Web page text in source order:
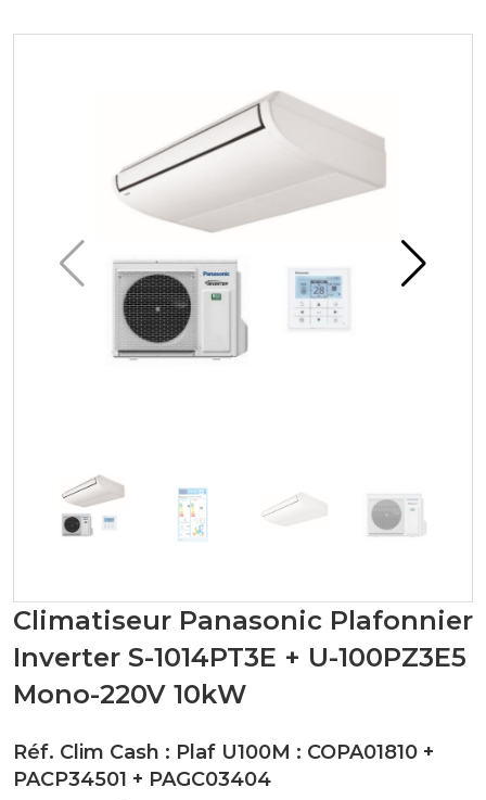
Climatiseur Panasonic Plafonnier
Inverter S-1014PT3E + U-100PZ3E5
Mono-220V 10kW
Réf. Clim Cash : Plaf U100M : COPA01810 +
PACP34501 + PAGC03404